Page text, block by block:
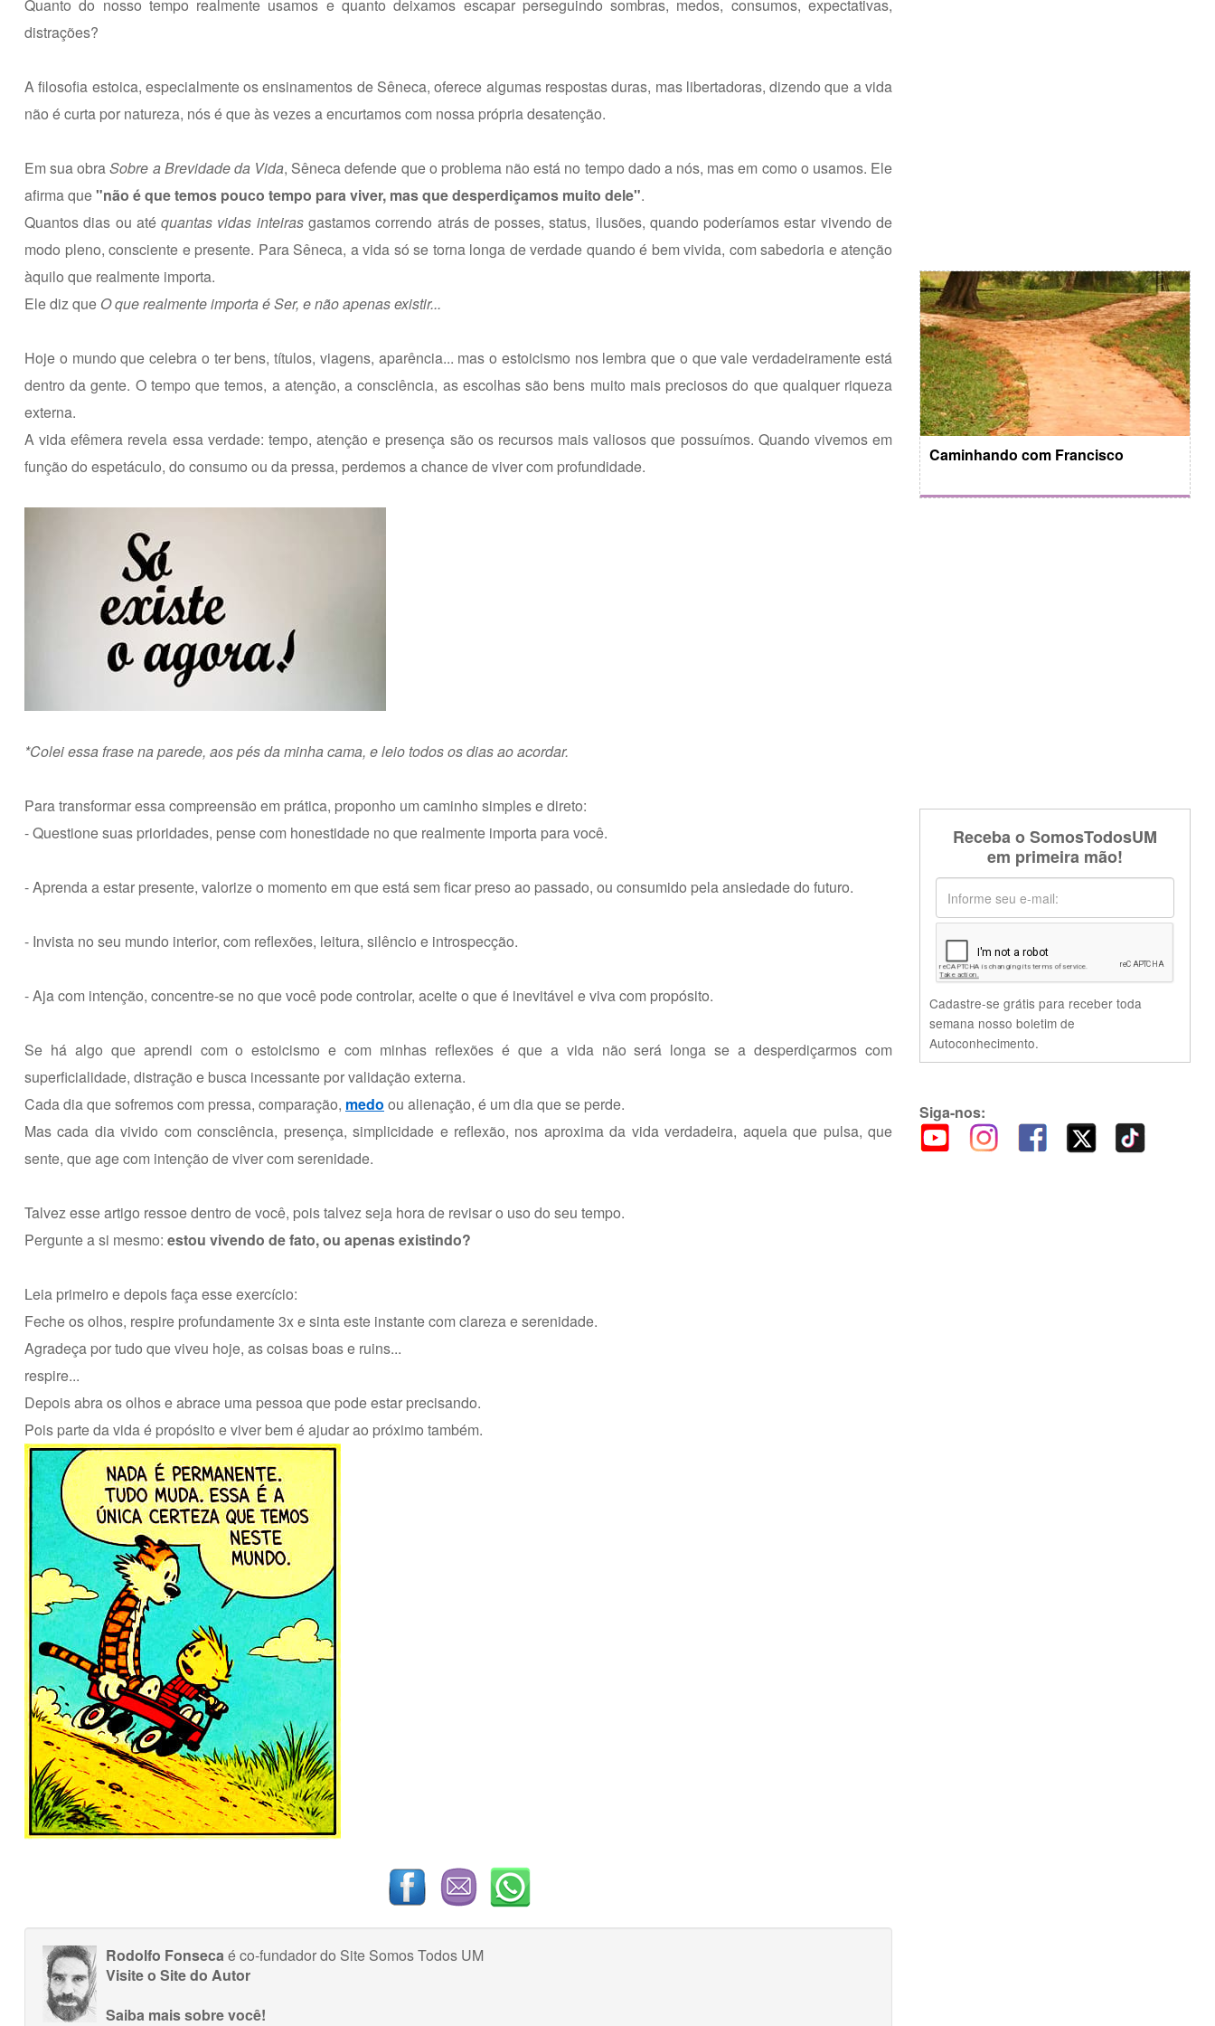
Quanto do nosso tempo realmente usamos e quanto deixamos escapar perseguindo sombras, medos, consumos, expectativas,
distrações?
A filosofia estoica, especialmente os ensinamentos de Sêneca, oferece algumas respostas duras, mas libertadoras, dizendo que a vida
não é curta por natureza, nós é que às vezes a encurtamos com nossa própria desatenção.
Em sua obraSobre a Brevidade da Vida, Sêneca defende que o problema não está no tempo dado a nós, mas em como o usamos. Ele
afirma que"não é que temos pouco tempo para viver, mas que desperdiçamos muito dele".
Quantos dias ou atéquantas vidas inteirasgastamos correndo atrás de posses, status, ilusões, quando poderíamos estar vivendo de
modo pleno, consciente e presente. Para Sêneca, a vida só se torna longa de verdade quando é bem vivida, com sabedoria e atenção
àquilo que realmente importa.
Ele diz que O que realmente importa é Ser, e não apenas existir...
Hoje o mundo que celebra o ter bens, títulos, viagens, aparência... mas o estoicismo nos lembra que o que vale verdadeiramente está
dentro da gente. O tempo que temos, a atenção, a consciência, as escolhas são bens muito mais preciosos do que qualquer riqueza
externa.
A vida efêmera revela essa verdade: tempo, atenção e presença são os recursos mais valiosos que possuímos. Quando vivemos em
função do espetáculo, do consumo ou da pressa, perdemos a chance de viver com profundidade.
*Colei essa frase na parede, aos pés da minha cama, e leio todos os dias ao acordar.
Para transformar essa compreensão em prática, proponho um caminho simples e direto:
- Questione suas prioridades, pense com honestidade no que realmente importa para você.
- Aprenda a estar presente, valorize o momento em que está sem ficar preso ao passado, ou consumido pela ansiedade do futuro.
- Invista no seu mundo interior, com reflexões, leitura, silêncio e introspecção.
- Aja com intenção, concentre-se no que você pode controlar, aceite o que é inevitável e viva com propósito.
Se há algo que aprendi com o estoicismo e com minhas reflexões é que a vida não será longa se a desperdiçarmos com
superficialidade, distração e busca incessante por validação externa.
Cada dia que sofremos com pressa, comparação, medo ou alienação, é um dia que se perde.
Mas cada dia vivido com consciência, presença, simplicidade e reflexão, nos aproxima da vida verdadeira, aquela que pulsa, que
sente, que age com intenção de viver com serenidade.
Talvez esse artigo ressoe dentro de você, pois talvez seja hora de revisar o uso do seu tempo.
Pergunte a si mesmo: estou vivendo de fato, ou apenas existindo?
Leia primeiro e depois faça esse exercício:
Feche os olhos, respire profundamente 3x e sinta este instante com clareza e serenidade.
Agradeça por tudo que viveu hoje, as coisas boas e ruins...
respire...
Depois abra os olhos e abrace uma pessoa que pode estar precisando.
Pois parte da vida é propósito e viver bem é ajudar ao próximo também.
Rodolfo Fonsecaé co-fundador do Site Somos Todos UM
Visite o Site do Autor
Saiba mais sobre você!
Caminhando com Francisco
Receba o SomosTodosUM
em primeira mão!
Cadastre-se grátis para receber toda
semana nosso boletim de
Autoconhecimento.
Siga-nos: